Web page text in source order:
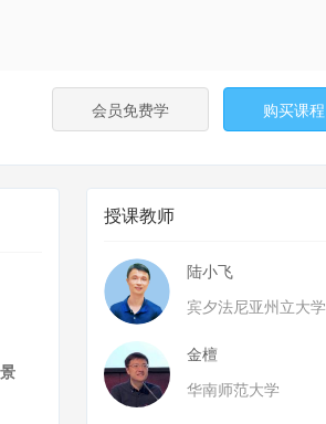
会员免费学 购买课程
授课教师
陆小飞
宾夕法尼亚州立大学
金檀
华南师范大学